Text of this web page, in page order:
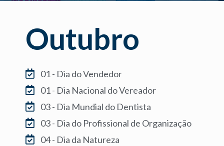
Outubro
01 - Dia do Vendedor
01 - Dia Nacional do Vereador
03 - Dia Mundial do Dentista
03 - Dia do Profissional de Organização
04 - Dia da Natureza